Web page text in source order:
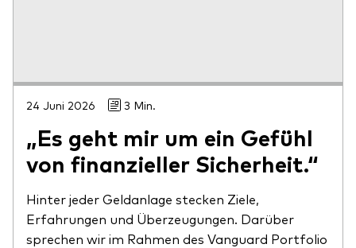
24 Juni 2026 3 Min.
„Es geht mir um ein Gefühl
von finanzieller Sicherheit.“
Hinter jeder Geldanlage stecken Ziele,
Erfahrungen und Überzeugungen. Darüber
sprechen wir im Rahmen des Vanguard Portfolio